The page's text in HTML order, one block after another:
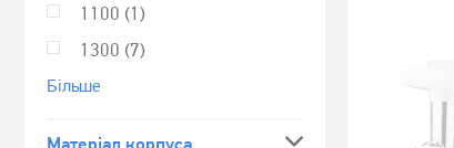
1100 (1)
1300 (7)
Бiльше
Матеріал корпуса